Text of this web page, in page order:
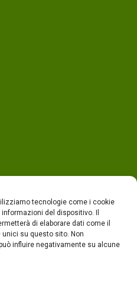
tecnologie come i cookie
del dispositivo. Il
di elaborare dati come il
su questo sito. Non
influire negativamente su alcune